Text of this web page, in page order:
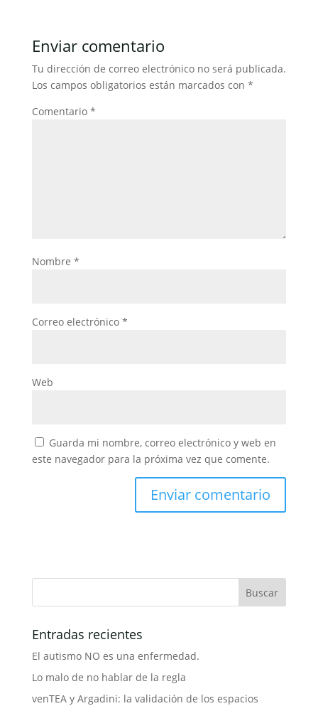
b
o
o
k
A
p
p
n tir
Enviar comentario
Tu dirección de correo electrónico no será publicada.
Los campos obligatorios están marcados con *
Comentario *
Nombre *
Correo electrónico *
Web
Guarda mi nombre, correo electrónico y web en
este navegador para la próxima vez que comente.
Entradas recientes
El autismo NO es una enfermedad.
Lo malo de no hablar de la regla
venTEA y Argadini: la validación de los espacios